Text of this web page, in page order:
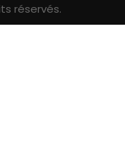
réservés.